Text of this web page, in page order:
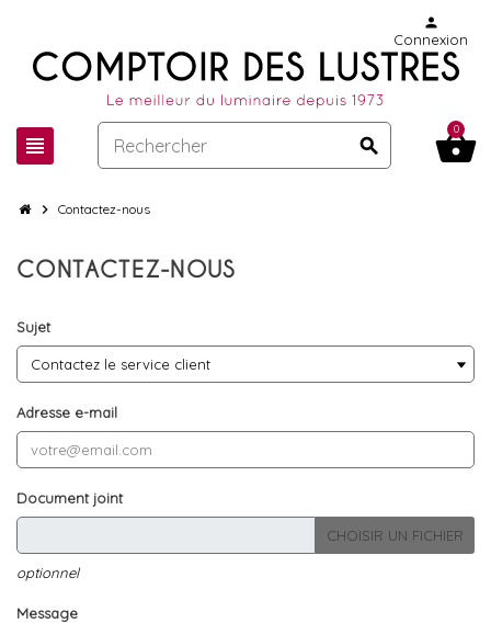
view_headline search
person
Connexion
shopping_basket
0
chevron_right Contactez-nous
CONTACTEZ-NOUS
Sujet
Adresse e-mail
Document joint
CHOISIR UN FICHIER
optionnel
Message